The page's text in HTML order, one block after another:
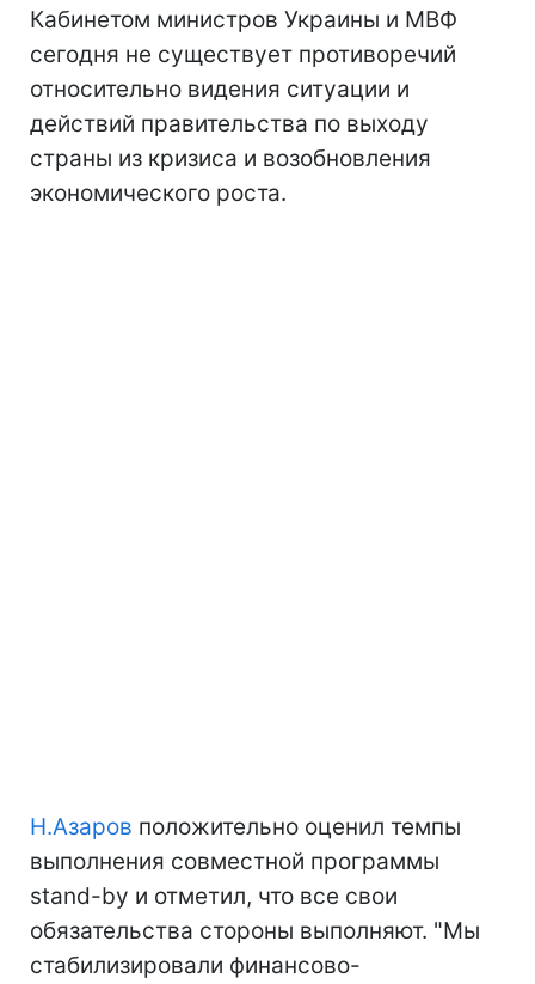
Кабинетом министров Украины и МВФ
сегодня не существует противоречий
относительно видения ситуации и
действий правительства по выходу
страны из кризиса и возобновления
экономического роста.
Н.Азаров положительно оценил темпы
выполнения совместной программы
stand-by и отметил, что все свои
обязательства стороны выполняют. "Мы
стабилизировали финансово-